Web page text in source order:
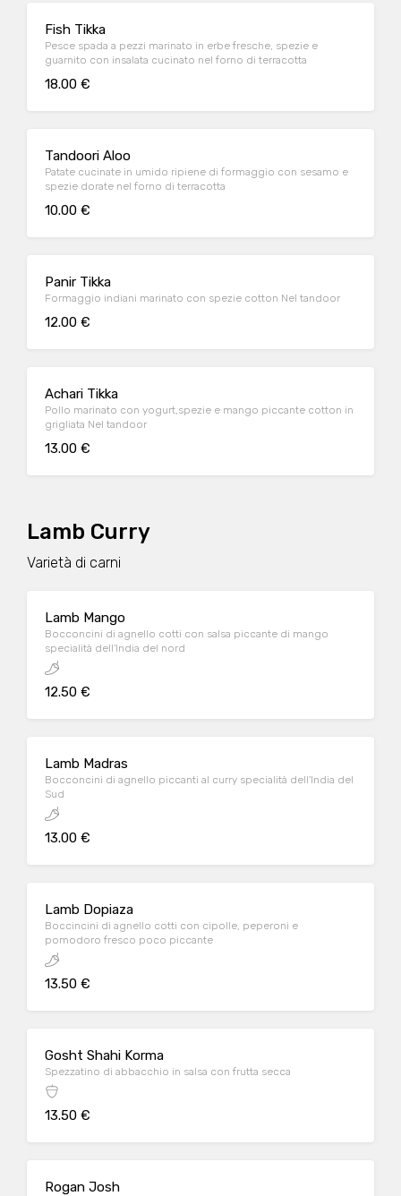
Fish Tikka
Pesce spada a pezzi marinato in erbe fresche, spezie e
guarnito con insalata cucinato nel forno di terracotta
18.00 €
Tandoori Aloo
Patate cucinate in umido ripiene di formaggio con sesamo e
spezie dorate nel forno di terracotta
10.00 €
Panir Tikka
Formaggio indiani marinato con spezie cotton Nel tandoor
12.00 €
Achari Tikka
Pollo marinato con yogurt,spezie e mango piccante cotton in
grigliata Nel tandoor
13.00 €
Lamb Curry
Varietà di carni
Lamb Mango
Bocconcini di agnello cotti con salsa piccante di mango
specialità dell'India del nord
12.50 €
Lamb Madras
Bocconcini di agnello piccanti al curry specialità dell'India del
Sud
13.00 €
Lamb Dopiaza
Boccincini di agnello cotti con cipolle, peperoni e
pomodoro fresco poco piccante
13.50 €
Gosht Shahi Korma
Spezzatino di abbacchio in salsa con frutta secca
13.50 €
Rogan Josh